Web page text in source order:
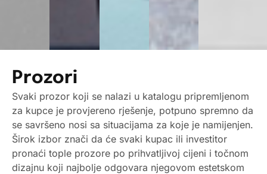
Prozori
Svaki prozor koji se nalazi u katalogu pripremljenom
za kupce je provjereno rješenje, potpuno spremno da
se savršeno nosi sa situacijama za koje je namijenjen.
Širok izbor znači da će svaki kupac ili investitor
pronaći tople prozore po prihvatljivoj cijeni i točnom
dizajnu koji najbolje odgovara njegovom estetskom